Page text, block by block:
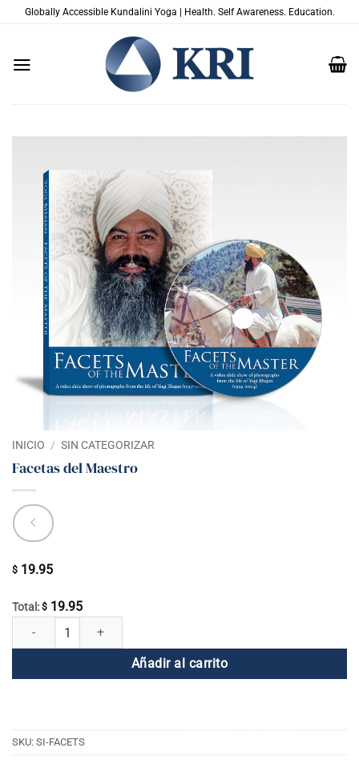
SaltarGlobally Accessible Kundalini Yoga | Health. Self Awareness. Education.
INICIO / SIN CATEGORIZAR
Facetas del Maestro
$ 19.95
Total: $ 19.95
Facetas del Maestro cantidad
Añadir al carrito
SKU: SI-FACETS